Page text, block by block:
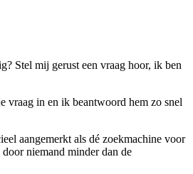
Stel mij gerust een vraag hoor, ik ben
vraag in en ik beantwoord hem zo snel
aangemerkt als dé zoekmachine voor
niemand minder dan de